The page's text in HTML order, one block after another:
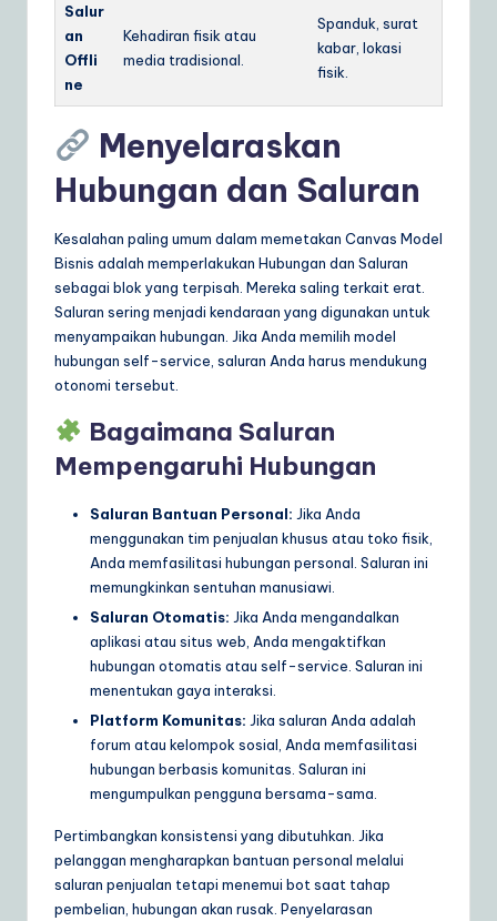
Salur
an
Offli
ne
Kehadiran fisik atau
media tradisional.
Spanduk, surat
kabar, lokasi
fisik.
Menyelaraskan
Hubungan dan Saluran
Kesalahan paling umum dalam memetakan Canvas Model
Bisnis adalah memperlakukan Hubungan dan Saluran
sebagai blok yang terpisah. Mereka saling terkait erat.
Saluran sering menjadi kendaraan yang digunakan untuk
menyampaikan hubungan. Jika Anda memilih model
hubungan self-service, saluran Anda harus mendukung
otonomi tersebut.
Bagaimana Saluran
Mempengaruhi Hubungan
Saluran Bantuan Personal: Jika Anda
menggunakan tim penjualan khusus atau toko fisik,
Anda memfasilitasi hubungan personal. Saluran ini
memungkinkan sentuhan manusiawi.
Saluran Otomatis: Jika Anda mengandalkan
aplikasi atau situs web, Anda mengaktifkan
hubungan otomatis atau self-service. Saluran ini
menentukan gaya interaksi.
Platform Komunitas: Jika saluran Anda adalah
forum atau kelompok sosial, Anda memfasilitasi
hubungan berbasis komunitas. Saluran ini
mengumpulkan pengguna bersama-sama.
Pertimbangkan konsistensi yang dibutuhkan. Jika
pelanggan mengharapkan bantuan personal melalui
saluran penjualan tetapi menemui bot saat tahap
pembelian, hubungan akan rusak. Penyelarasan